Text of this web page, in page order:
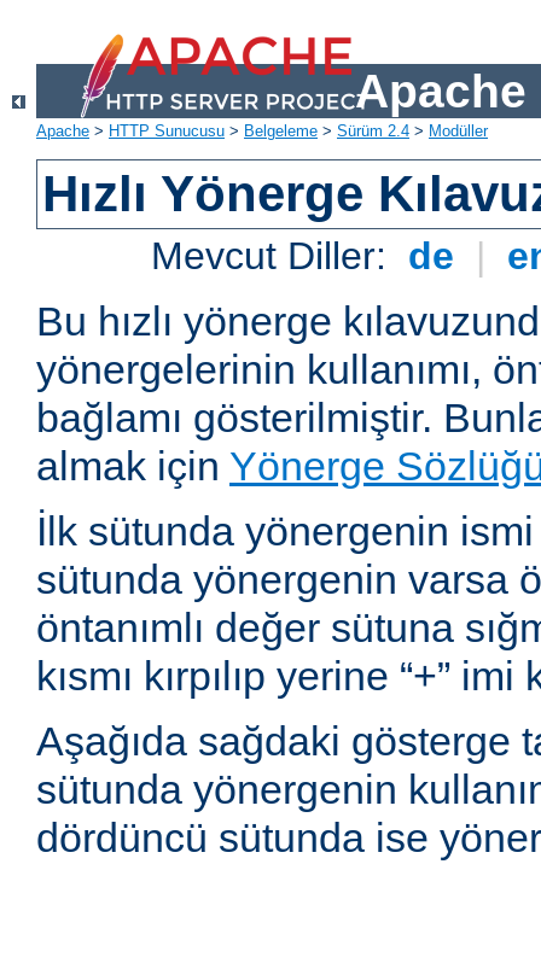
Apache
Apache > HTTP Sunucusu > Belgeleme > Sürüm 2.4 > Modüller
Hızlı Yönerge
Mevcut Diller: de |
Bu hızlı yönerge
yönergelerinin kullanımı,
bağlamı gösterilmiştir.
almak için Yönerge
İlk sütunda yönergenin
sütunda yönergenin varsa
öntanımlı değer sütuna
kısmı kırpılıp yerine “+”
Aşağıda sağdaki gösterge
sütunda yönergenin
dördüncü sütunda ise